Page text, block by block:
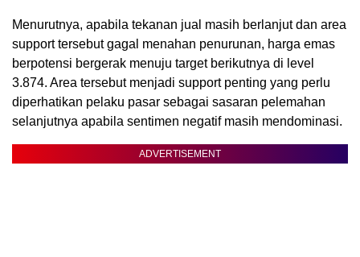
Menurutnya, apabila tekanan jual masih berlanjut dan area
support tersebut gagal menahan penurunan, harga emas
berpotensi bergerak menuju target berikutnya di level
3.874. Area tersebut menjadi support penting yang perlu
diperhatikan pelaku pasar sebagai sasaran pelemahan
selanjutnya apabila sentimen negatif masih mendominasi.
ADVERTISEMENT